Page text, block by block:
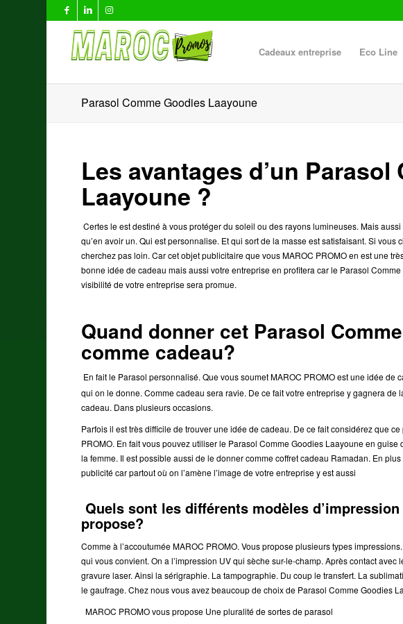
Cadeaux entreprise Eco Line
Parasol Comme Goodies Laayoune
Les avantages d’un
Laayoune ?
Certes le est destiné à vous protéger du soleil ou des rayons lumineuses. Mais
qu’en avoir un. Qui est personnalise. Et qui sort de la masse est satisfaisant. Si vous
cherchez pas loin. Car cet objet publicitaireque vous MAROC PROMO en est une
bonne idée de cadeau mais aussi votre entreprise en profitera car le Parasol
visibilité de votre entreprise sera promue.
Quand donner cet Parasol
comme cadeau?
En fait le Parasol personnalisé. Que vous soumet MAROC PROMO est une idée de
qui on le donne. Comme cadeau sera ravie. De ce fait votre entreprise y gagnera
cadeau. Dans plusieurs occasions.
Parfois il est très difficile de trouver une idée de cadeau. De ce fait considérez que
PROMO. En fait vous pouvez utiliser le Parasol Comme Goodies Laayoune en
la femme. Il est possible aussi de le donner comme coffret cadeau Ramadan. En
publicité car partout où on l’amène l’image de votre entreprise y est aussi
Quels sont les différents modèles
propose?
Comme à l’accoutumée MAROC PROMO. Vous propose plusieurs types
qui vous convient. On a l’impression UV qui sèche sur-le-champ. Après contact
gravure laser. Ainsi la sérigraphie. La tampographie. Du coup le transfert. La
le gaufrage. Chez nous vous avez beaucoup de choix de Parasol Comme Goodies
MAROC PROMO vous propose Une pluralité de sortes de parasol